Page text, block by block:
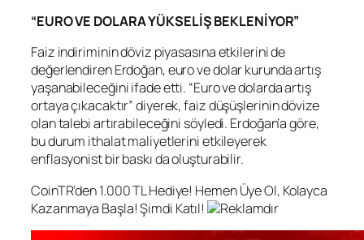
“EURO VE DOLARA YÜKSELİŞ BEKLENİYOR”
Faiz indiriminin döviz piyasasına etkilerini de
değerlendiren Erdoğan, euro ve dolar kurunda artış
yaşanabileceğini ifade etti. “Euro ve dolarda artış
ortaya çıkacaktır” diyerek, faiz düşüşlerinin dövize
olan talebi artırabileceğini söyledi. Erdoğan’a göre,
bu durum ithalat maliyetlerini etkileyerek
enflasyonist bir baskı da oluşturabilir.
CoinTR’den 1.000 TL Hediye! Hemen Üye Ol, Kolayca
Kazanmaya Başla! Şimdi Katıl!
Reklamdır